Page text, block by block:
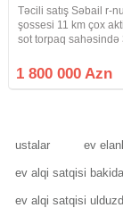
Təcili satış Səbail r-
şossesi 11 km çox
sot torpaq sahəsində
özəl. Torpaq istifadə.
görüş əsnasında həll
1 800 000 Azn
ustalar ev
ev alqi satqisi bakida
ev alqi satqisi